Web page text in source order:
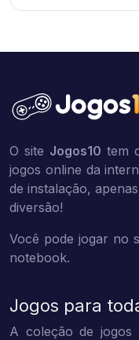
O site Jogos10 tem
jogos online da
de instalação,
diversão!
Você pode jogar no
notebook.
Jogos para
A coleção de jogos